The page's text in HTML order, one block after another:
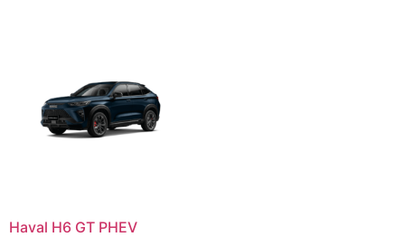
Haval H6 GT PHEV